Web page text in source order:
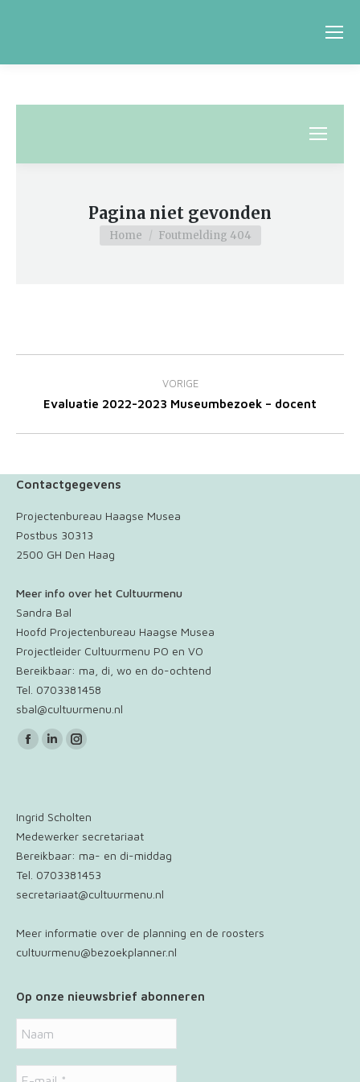
Bericht
VORIGE
Vorig
Evaluatie 2022-2023 Museumbezoek – docent
Contactgegevens
Projectenbureau Haagse Musea
Postbus 30313
2500 GH Den Haag
Meer info over het Cultuurmenu
Sandra Bal
Hoofd Projectenbureau Haagse Musea
Projectleider Cultuurmenu PO en VO
Bereikbaar: ma, di, wo en do-ochtend
Tel. 0703381458
sbal@cultuurmenu.nl
Vind ons op:
Facebook
new
window
Linkedin
new
window
Instagram
window
Ingrid Scholten
Medewerker secretariaat
Bereikbaar: ma- en di-middag
Tel. 0703381453
secretariaat@cultuurmenu.nl
Meer informatie over de planning en de roosters
cultuurmenu@bezoekplanner.nl
Op onze nieuwsbrief abonneren